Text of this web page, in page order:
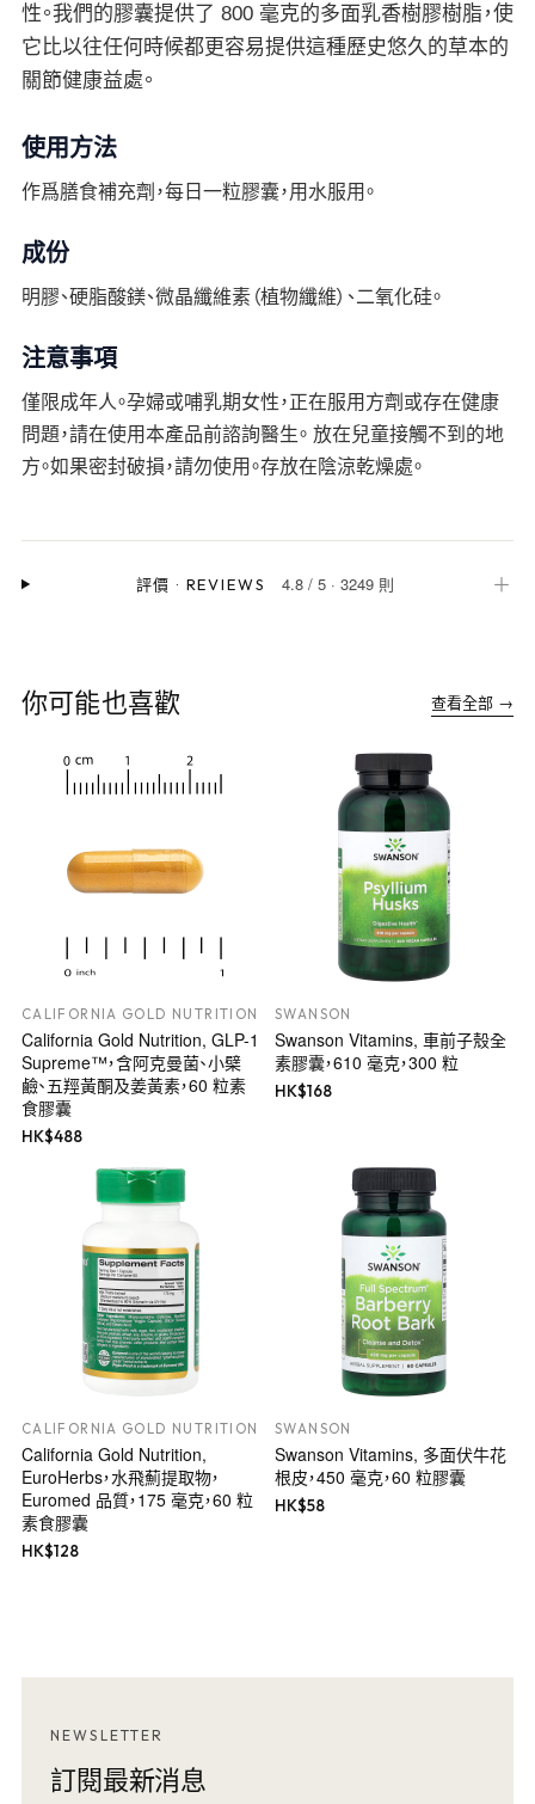
性。我們的膠囊提供了 800 毫克的多面乳香樹膠樹脂，使
它比以往任何時候都更容易提供這種歷史悠久的草本的
關節健康益處。
使用方法
作爲膳食補充劑，每日一粒膠囊，用水服用。
成份
明膠、硬脂酸鎂、微晶纖維素（植物纖維）、二氧化硅。
注意事項
僅限成年人。孕婦或哺乳期女性，正在服用方劑或存在健康
問題，請在使用本產品前諮詢醫生。 放在兒童接觸不到的地
方。如果密封破損，請勿使用。存放在陰涼乾燥處。
評價 · REVIEWS 4.8 /5 ·3249 則 ＋
你可能也喜歡 查看全部 →
CALIFORNIA GOLD NUTRITION
California Gold Nutrition, GLP-1
Supreme™，含阿克曼菌、小檗
鹼、五羥黃酮及姜黃素，60 粒素
食膠囊
HK$488
SWANSON
Swanson Vitamins, 車前子殼全
素膠囊，610 毫克，300 粒
HK$168
CALIFORNIA GOLD NUTRITION
California Gold Nutrition,
EuroHerbs，水飛薊提取物，
Euromed 品質，175 毫克，60 粒
素食膠囊
HK$128
SWANSON
Swanson Vitamins, 多面伏牛花
根皮，450 毫克，60 粒膠囊
HK$58
NEWSLETTER
訂閱最新消息